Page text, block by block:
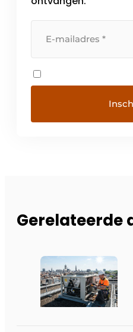
Gerelateerde